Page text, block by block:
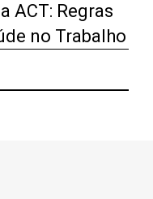
ACT: Regras
no Trabalho